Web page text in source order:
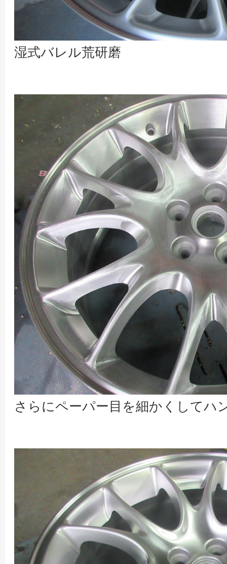
湿式バレル荒研磨
さらにペーパー目を細かくしてハ